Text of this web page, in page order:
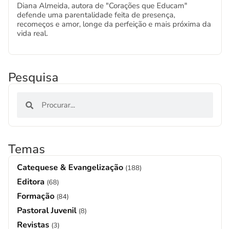
Diana Almeida, autora de "Corações que Educam"
defende uma parentalidade feita de presença,
recomeços e amor, longe da perfeição e mais próxima da
vida real.
Pesquisa
Temas
Catequese & Evangelização (188)
Editora (68)
Formação (84)
Pastoral Juvenil (8)
Revistas (3)